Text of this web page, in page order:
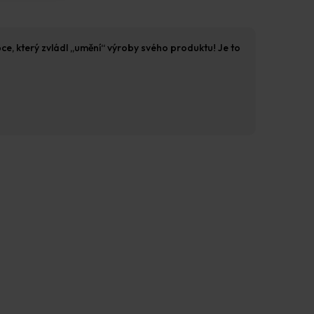
který zvládl „umění“ výroby svého produktu! Je to